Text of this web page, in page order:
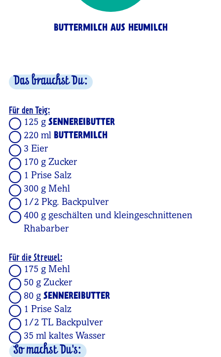
BUTTERMILCH AUS HEUMILCH
Das brauchst Du:
Für den Teig:
125 g SENNEREIBUTTER
220 ml BUTTERMILCH
3 Eier
170 g Zucker
1 Prise Salz
300 g Mehl
1/2 Pkg. Backpulver
400 g geschälten und kleingeschnittenen
Rhabarber
Für die Streusel:
175 g Mehl
50 g Zucker
80 g SENNEREIBUTTER
1 Prise Salz
1/2 TL Backpulver
35 ml kaltes Wasser
So machst Du's: